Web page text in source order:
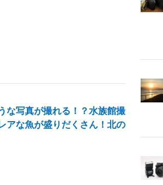
な写真が撮れる！？水族館撮
アな魚が盛りだくさん！北の